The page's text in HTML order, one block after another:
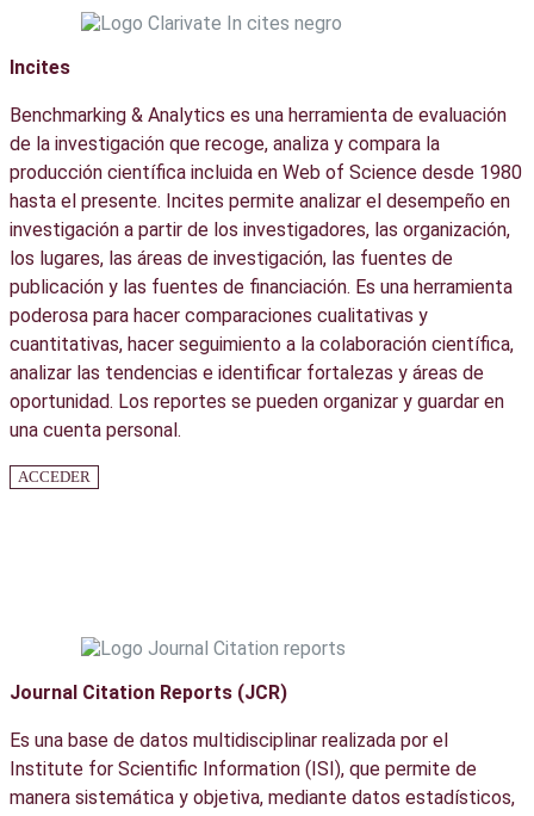
Incites
Benchmarking & Analytics es una herramienta de evaluación
de la investigación que recoge, analiza y compara la
producción científica incluida en Web of Science desde 1980
hasta el presente. Incites permite analizar el desempeño en
investigación a partir de los investigadores, las organización,
los lugares, las áreas de investigación, las fuentes de
publicación y las fuentes de financiación. Es una herramienta
poderosa para hacer comparaciones cualitativas y
cuantitativas, hacer seguimiento a la colaboración científica,
analizar las tendencias e identificar fortalezas y áreas de
oportunidad. Los reportes se pueden organizar y guardar en
una cuenta personal.
ACCEDER
Journal Citation Reports (JCR)
Es una base de datos multidisciplinar realizada por el
Institute for Scientific Information (ISI), que permite de
manera sistemática y objetiva, mediante datos estadísticos,